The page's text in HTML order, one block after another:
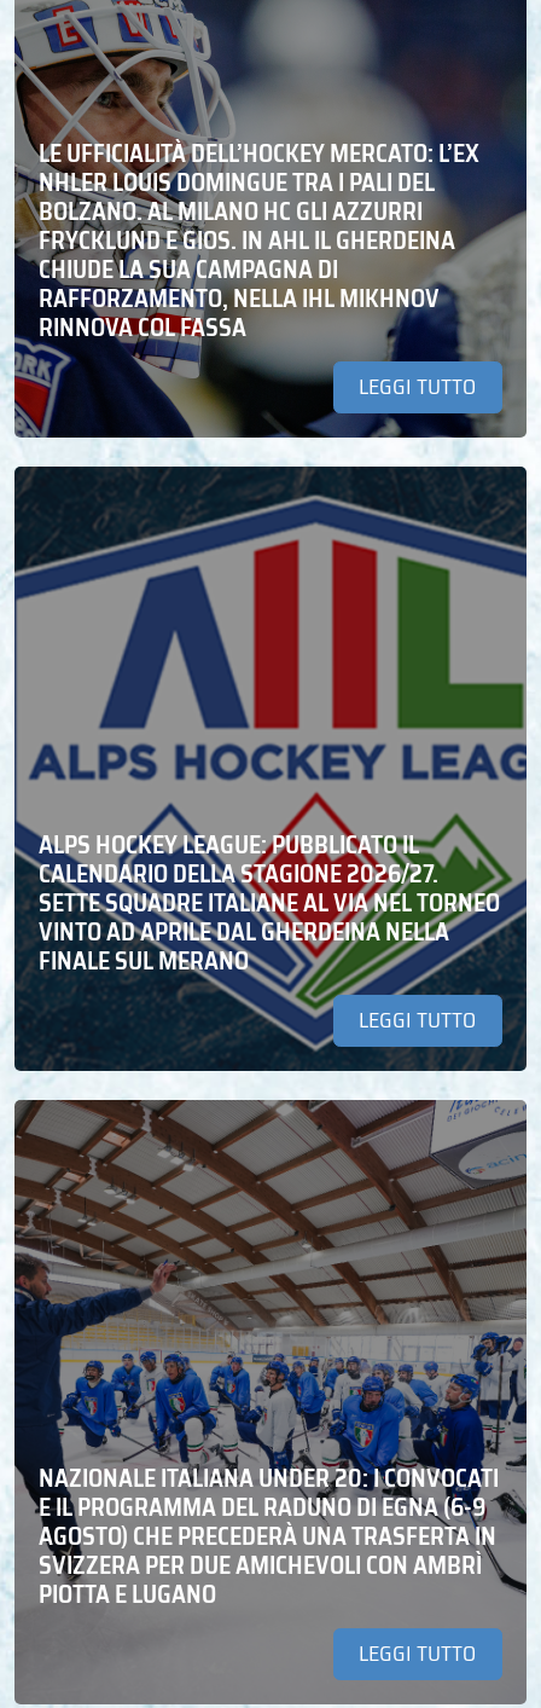
LE UFFICIALITÀ DELL’HOCKEY MERCATO: L’EX
NHLER LOUIS DOMINGUE TRA I PALI DEL
BOLZANO. AL MILANO HC GLI AZZURRI
FRYCKLUND E GIOS. IN AHL IL GHERDEINA
CHIUDE LA SUA CAMPAGNA DI
RAFFORZAMENTO, NELLA IHL MIKHNOV
RINNOVA COL FASSA
LEGGI TUTTO
ALPS HOCKEY LEAGUE: PUBBLICATO IL
CALENDARIO DELLA STAGIONE 2026/27.
SETTE SQUADRE ITALIANE AL VIA NEL TORNEO
VINTO AD APRILE DAL GHERDEINA NELLA
FINALE SUL MERANO
LEGGI TUTTO
NAZIONALE ITALIANA UNDER 20: I CONVOCATI
E IL PROGRAMMA DEL RADUNO DI EGNA (6-9
AGOSTO) CHE PRECEDERÀ UNA TRASFERTA IN
SVIZZERA PER DUE AMICHEVOLI CON AMBRÌ
PIOTTA E LUGANO
LEGGI TUTTO